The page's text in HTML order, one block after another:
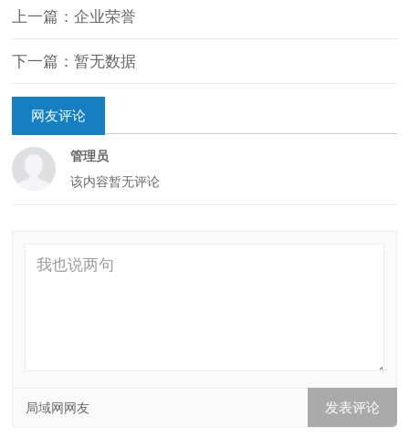
上一篇：企业荣誉
下一篇：暂无数据
网友评论
管理员
该内容暂无评论
局域网网友